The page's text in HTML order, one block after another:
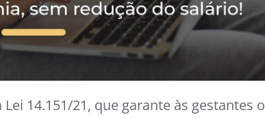
14.151/21, que garante às gestantes o